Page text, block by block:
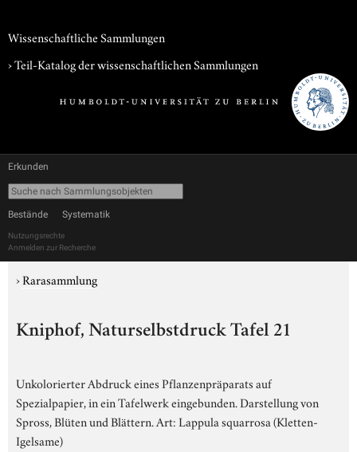
Wissenschaftliche Sammlungen
› Teil-Katalog der wissenschaftlichen Sammlungen
Erkunden
Bestände Systematik
Nutzungsrechte
Anmelden zur Recherche
›Rarasammlung
Kniphof, Naturselbstdruck Tafel 21
Unkolorierter Abdruck eines Pflanzenpräparats auf
Spezialpapier, in ein Tafelwerk eingebunden. Darstellung von
Spross, Blüten und Blättern. Art: Lappula squarrosa (Kletten-
Igelsame)